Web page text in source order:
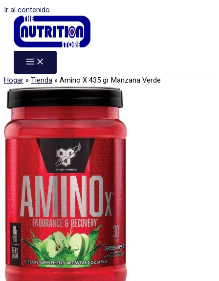
Ir al contenido
Hogar » Tienda » Amino X 435 gr Manzana Verde